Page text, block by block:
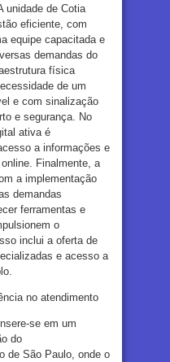
unidade de Cotia
eficiente, com
equipe capacitada e
demandas do
física
de um
e com sinalização
e segurança. No
ativa é
a informações e
Finalmente, a
a implementação
demandas
ferramentas e
o
inclui a oferta de
e acesso a
no atendimento
se em um
do
de São Paulo, onde o